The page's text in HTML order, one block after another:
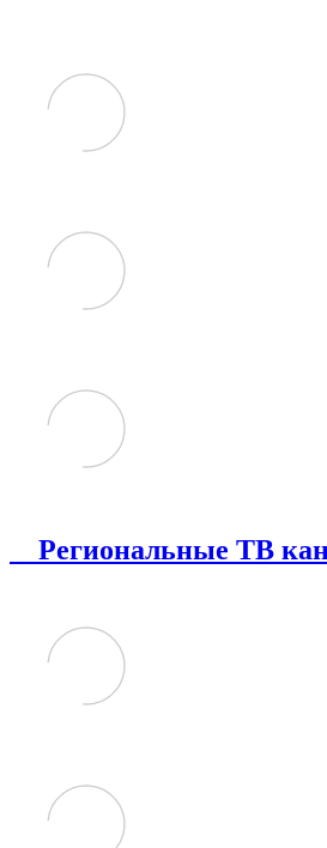
Региональные ТВ